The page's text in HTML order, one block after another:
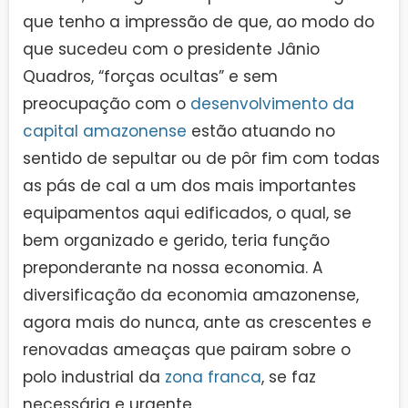
que tenho a impressão de que, ao modo do
que sucedeu com o presidente Jânio
Quadros, “forças ocultas” e sem
preocupação com o desenvolvimento da
capital amazonense estão atuando no
sentido de sepultar ou de pôr fim com todas
as pás de cal a um dos mais importantes
equipamentos aqui edificados, o qual, se
bem organizado e gerido, teria função
preponderante na nossa economia. A
diversificação da economia amazonense,
agora mais do nunca, ante as crescentes e
renovadas ameaças que pairam sobre o
polo industrial da zona franca, se faz